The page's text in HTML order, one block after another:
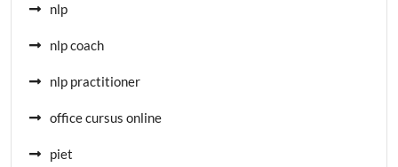
nlp
nlp coach
nlp practitioner
office cursus online
piet